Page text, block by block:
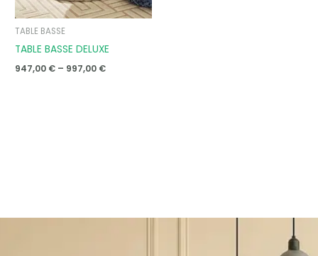
TABLE BASSE
TABLE BASSE DELUXE
947,00 € – 997,00 €